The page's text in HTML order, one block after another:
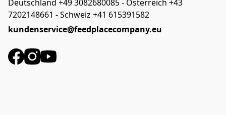
Deutschland +49 3082680085 - Österreich +43
7202148661 - Schweiz +41 615391582
kundenservice@feedplacecompany.eu